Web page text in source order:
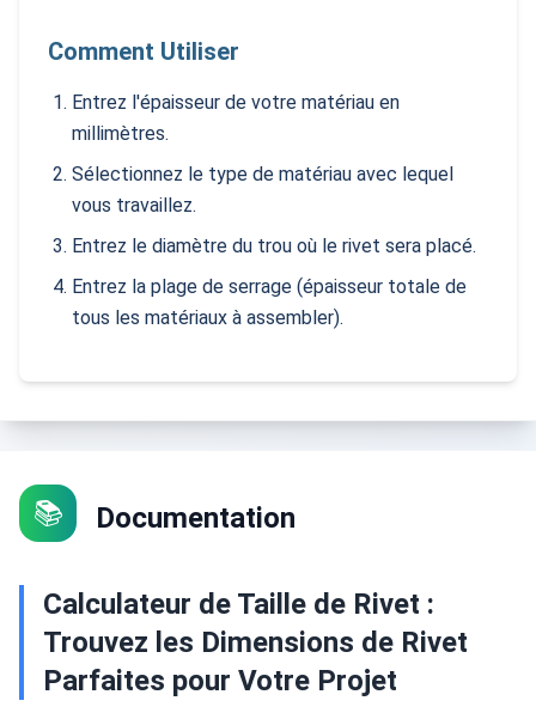
Comment Utiliser
Entrez l'épaisseur de votre matériau en
millimètres.
Sélectionnez le type de matériau avec lequel
vous travaillez.
Entrez le diamètre du trou où le rivet sera placé.
Entrez la plage de serrage (épaisseur totale de
tous les matériaux à assembler).
📚 Documentation
Calculateur de Taille de Rivet :
Trouvez les Dimensions de Rivet
Parfaites pour Votre Projet